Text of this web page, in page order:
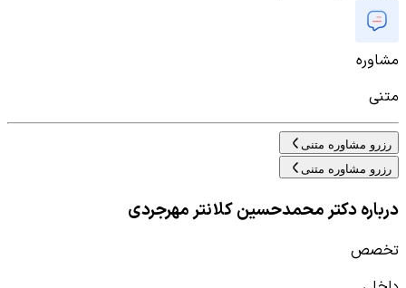
مشاوره
متنی
رزرو مشاوره متنی
رزرو مشاوره متنی
درباره دکتر محمدحسین کلانتر مهرجردی
تخصص